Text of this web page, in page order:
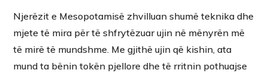
Njerëzit e Mesopotamisë zhvilluan shumë teknika dhe
mjete të mira për të shfrytëzuar ujin në mënyrën më
të mirë të mundshme. Me gjithë ujin që kishin, ata
mund ta bënin tokën pjellore dhe të rritnin pothuajse